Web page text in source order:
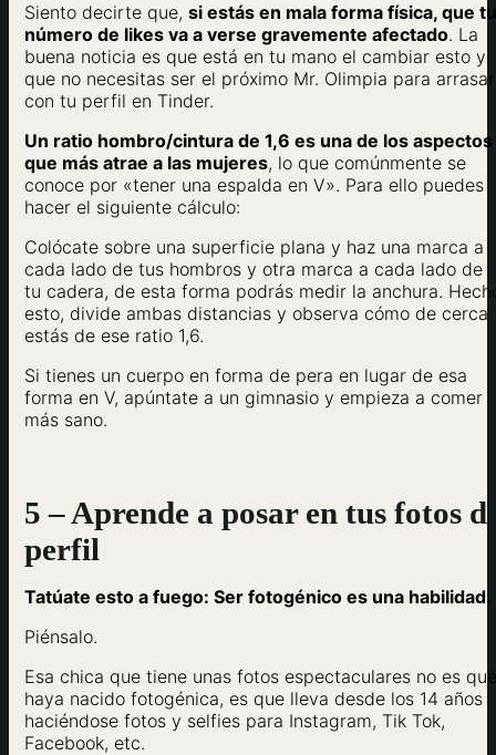
Siento decirte que, si estás en mala forma física, que tu
número de likes va a verse gravemente afectado. La
buena noticia es que está en tu mano el cambiar esto y
que no necesitas ser el próximo Mr. Olimpia para arrasar
con tu perfil en Tinder.
Un ratio hombro/cintura de 1,6 es una de los aspectos
que más atrae a las mujeres, lo que comúnmente se
conoce por «tener una espalda en V». Para ello puedes
hacer el siguiente cálculo:
Colócate sobre una superficie plana y haz una marca a
cada lado de tus hombros y otra marca a cada lado de
tu cadera, de esta forma podrás medir la anchura.
esto, divide ambas distancias y observa cómo de cerca
estás de ese ratio 1,6.
Si tienes un cuerpo en forma de pera en lugar de esa
forma en V, apúntate a un gimnasio y empieza a comer
más sano.
5 – Aprende a posar en tus fotos
perfil
Tatúate esto a fuego: Ser fotogénico es una habilidad.
Piénsalo.
Esa chica que tiene unas fotos espectaculares no es que
haya nacido fotogénica, es que lleva desde los 14 años
haciéndose fotos y selfies para Instagram, Tik Tok,
Facebook, etc.